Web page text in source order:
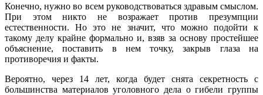
Конечно, нужно во всем руководствоваться здравым смыслом.
При этом никто не возражает против презумпции
естественности. Но это не значит, что можно подойти к
такому делу крайне формально и, взяв за основу простейшее
объяснение, поставить в нем точку, закрыв глаза на
противоречия и факты.
Вероятно, через 14 лет, когда будет снята секретность с
большинства материалов уголовного дела о гибели группы